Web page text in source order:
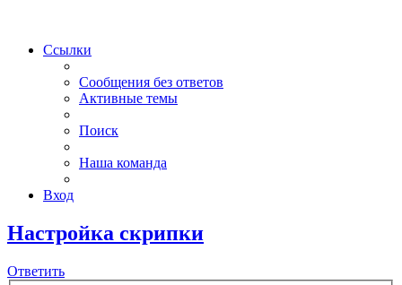
Ссылки
Сообщения без ответов
Активные темы
Поиск
Наша команда
Вход
Настройка скрипки
Ответить